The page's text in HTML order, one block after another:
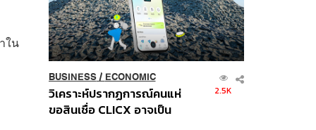
ใน
BUSINESS/ ECONOMIC
วิเคราะห์ปรากฏการณ์คนแห่
ขอสินเชื่อ CLICX อาจเป็น
2.5K